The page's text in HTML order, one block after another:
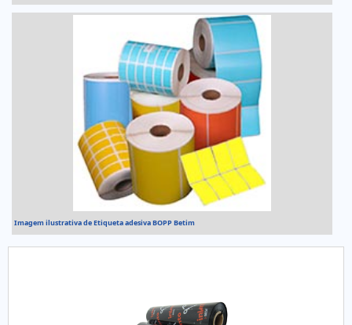
Imagem ilustrativa de Etiqueta adesiva BOPP Betim